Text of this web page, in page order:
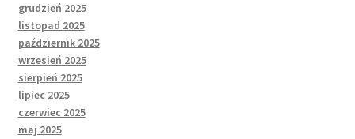
grudzień 2025
listopad 2025
październik 2025
wrzesień 2025
sierpień 2025
lipiec 2025
czerwiec 2025
maj 2025